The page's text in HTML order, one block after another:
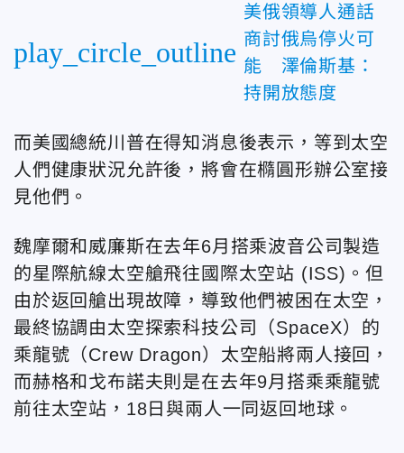
play_circle_outline
美俄領導人通話
商討俄烏停火可
能 澤倫斯基：
持開放態度
而美國總統川普在得知消息後表示，等到太空
人們健康狀況允許後，將會在橢圓形辦公室接
見他們。
魏摩爾和威廉斯在去年6月搭乘波音公司製造
的星際航線太空艙飛往國際太空站 (ISS)。但
由於返回艙出現故障，導致他們被困在太空，
最終協調由太空探索科技公司（SpaceX）的
乘龍號（Crew Dragon）太空船將兩人接回，
而赫格和戈布諾夫則是在去年9月搭乘乘龍號
前往太空站， 18日與兩人一同返回地球。